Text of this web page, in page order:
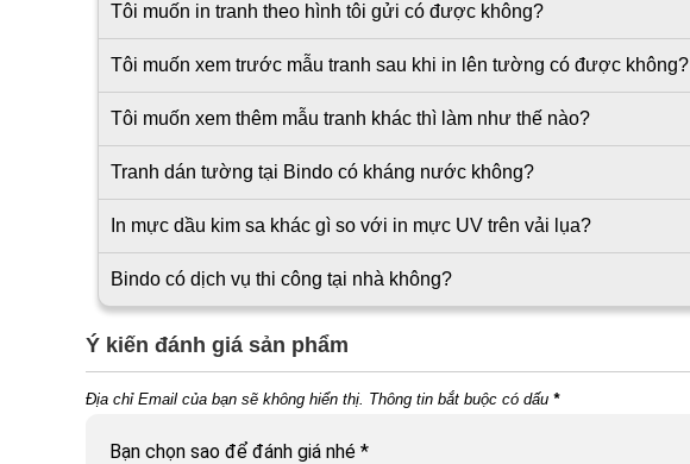
Tôi muốn in tranh theo hình tôi gửi có được không?
Tôi muốn xem trước mẫu tranh sau khi in lên tường có được không?
Tôi muốn xem thêm mẫu tranh khác thì làm như thế nào?
Tranh dán tường tại Bindo có kháng nước không?
In mực dầu kim sa khác gì so với in mực UV trên vải lụa?
Bindo có dịch vụ thi công tại nhà không?
Ý kiến đánh giá sản phẩm
Địa chỉ Email của bạn sẽ không hiển thị. Thông tin bắt buộc có dấu *
Bạn chọn sao để đánh giá nhé *